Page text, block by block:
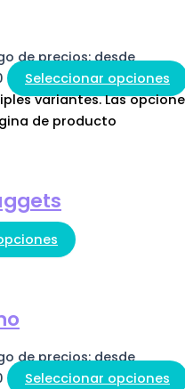
de precios: desde
Seleccionar opciones
variantes. Las
de producto
de precios: desde
Seleccionar opciones